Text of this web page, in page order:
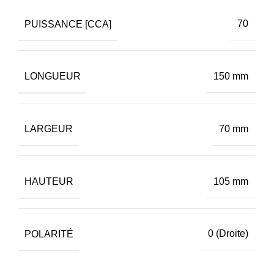
PUISSANCE [CCA] 70
LONGUEUR 150 mm
LARGEUR 70 mm
HAUTEUR 105 mm
POLARITÉ 0 (Droite)